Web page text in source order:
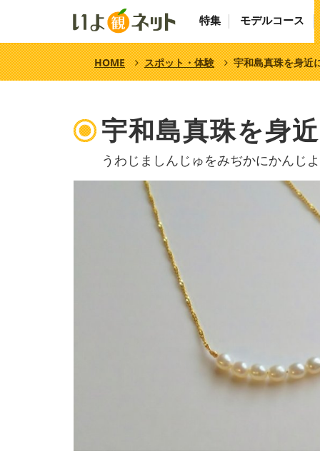
特集 モデルコース
HOME スポット・体験 宇和島真珠を身近
宇和島真珠を身
うわじましんじゅをみぢかにかんじよ